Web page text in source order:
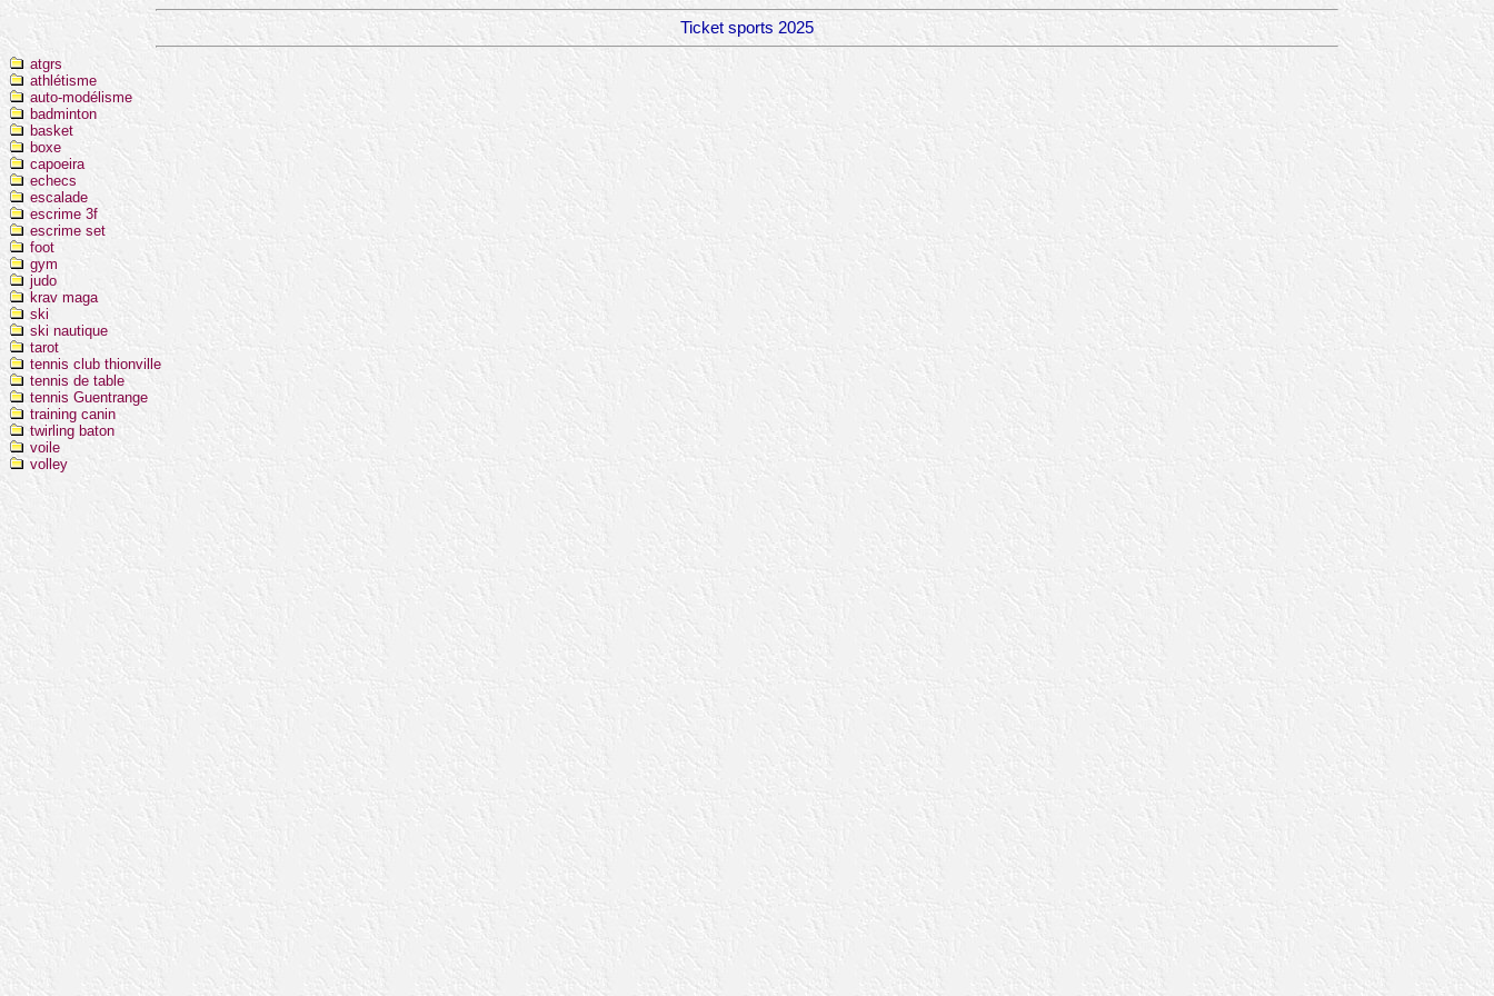
Ticket sports 2025
atgrs
athlétisme
auto-modélisme
badminton
basket
boxe
capoeira
echecs
escalade
escrime 3f
escrime set
foot
gym
judo
krav maga
ski
ski nautique
tarot
tennis club thionville
tennis de table
tennis Guentrange
training canin
twirling baton
voile
volley